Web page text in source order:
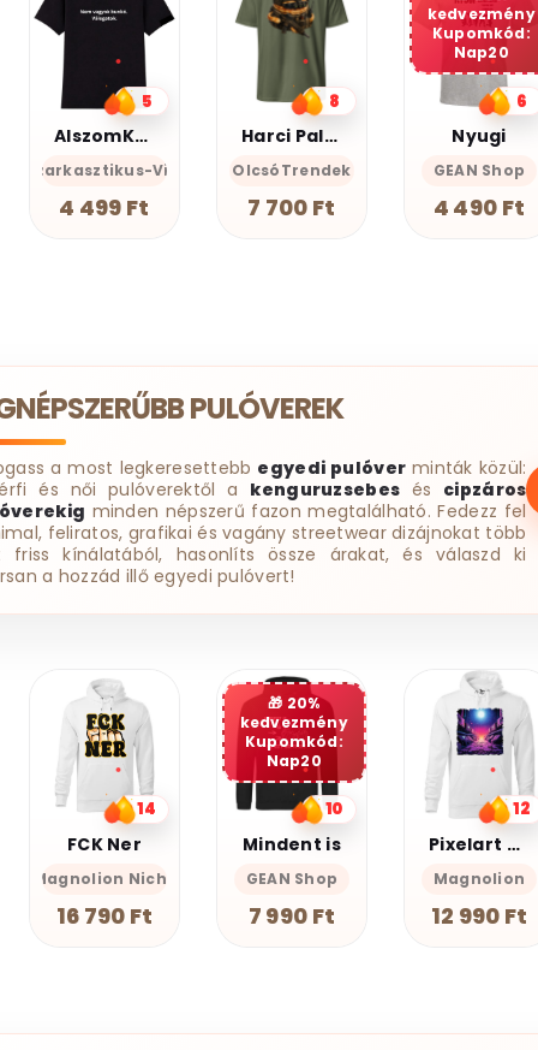
Önazonos
8
Harci Palacsinta - Grafikus Unisex Póló
OlcsóTrendek
7 700 Ft
kedvezmény
Kupomkód:
Nap20
6
Nyugi
GEAN Shop
4 490 Ft
3
AlszomKöszi- Szarkasztikus-
4 499 Ft
PULÓVEREK
a most legkeresettebb egyedi pulóver minták közül:
és női pulóverektől a kenguruzsebes és cipzáros
minden népszerű fazon megtalálható. Fedezz fel
feliratos, grafikai és vagány streetwear dizájnokat több
friss kínálatából, hasonlíts össze árakat, és válaszd ki
a hozzád illő egyedi pulóvert!
20%
kedvezmény
Kupomkód:
Nap20
10
Mindent is
GEAN Shop
7 990 Ft
12
Pixelart bakelit az űrben v3
Magnolion
12 990 Ft
10
Miauuunkácsy a ninja
Magnolion
18 190 Ft